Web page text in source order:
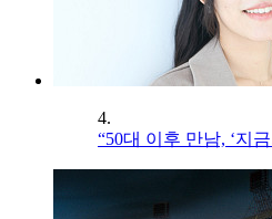
4.
“50대 이후 만남, ‘지